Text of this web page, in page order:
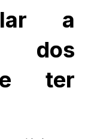
a
dos
e ter